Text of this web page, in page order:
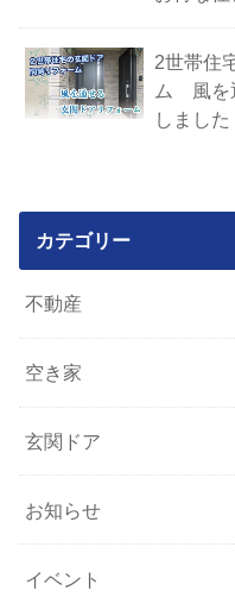
2世帯住
ム 風を
しました
カテゴリー
不動産
空き家
玄関ドア
お知らせ
イベント